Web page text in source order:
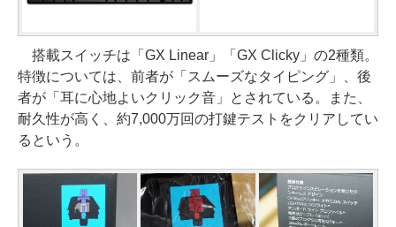
搭載スイッチは「GX Linear」「GX Clicky」の2種類。
特徴については、前者が「スムーズなタイピング」、後
者が「耳に心地よいクリック音」とされている。また、
耐久性が高く、約7,000万回の打鍵テストをクリアしてい
るという。